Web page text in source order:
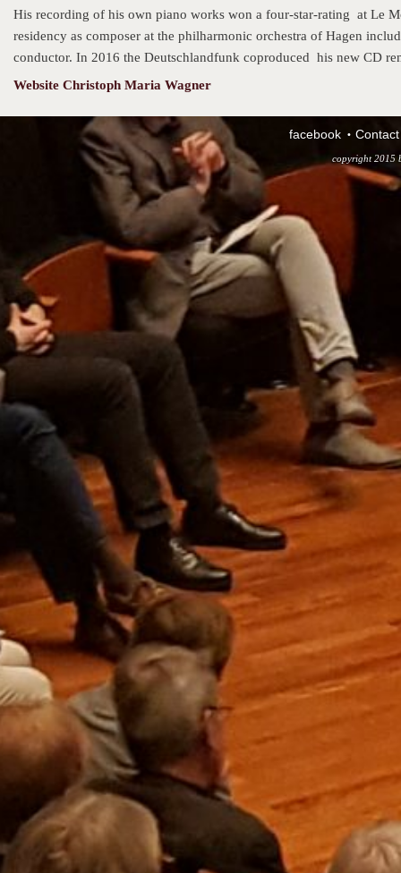
His recording of his own piano works won a four-star-rating at Le
residency as composer at the philharmonic orchestra of Hagen
conductor. In 2016 the Deutschlandfunk coproduced his new CD
Website Christoph Maria Wagner
facebook Contact
copyright 2015